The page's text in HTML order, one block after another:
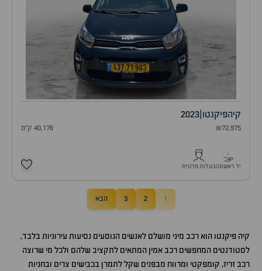
קיהפיקנטו 2023
₪72,975 40,176 ק"מ
1
יד ראשונהבעלות פרטית
1
2
3 הבא
קיה פיקנטו הוא רכב מיני מושלם לאנשים הנוסעים נסיעות עירוניות בלבד,
לסטודנטים המחפשים רכב אמין המתאים לתקציב שלהם ולכל מי שרוצה
רכב זריז, קומפקטי ומרווח מבפנים שקל לתמרן בכבישים צרים ובחניות